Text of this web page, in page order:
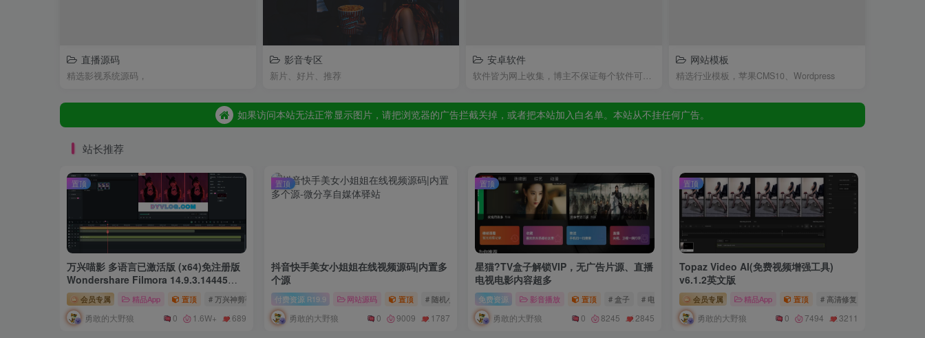
直播源码
精选影视系统源码，
影音专区
新片、好片、推荐
安卓软件 网站模板
精选行业模板，苹果CMS10、Wordpress
如果访问本站无法正常显示图片，请把浏览器的广告拦截关掉，或者把本站加入白名单。本站从不挂任何广告。
如果访问本站无法正常显示图片，请把浏览器的广告拦截关掉，或者把本站加入白名单。本站从不挂任何广告。
站长推荐
置顶
万兴喵影 多语言已激活版 (x64)免注册版
Wondershare Filmora 14.9.3.14445
(x64) Multilingual
会员专属 精品App 置顶 # 万兴神剪手 # Wondershare Filmora # 万兴喵影
勇敢的大野狼 0 1.6W+ 689
置顶
抖音快手美女小姐姐在线视频源码|内置多
个源
付费资源 R19.9 网站源码 置顶 # 随机小姐姐
勇敢的大野狼 0 9009 1787
置顶
星猫?TV盒子解锁VIP，无广告片源、直播
电视电影内容超多
免费资源 影音播放 置顶 # 盒子 # 电视
勇敢的大野狼 0 8245 2845
置顶
Topaz Video AI(免费视频增强工具)
v6.1.2英文版
会员专属 精品App 置顶 # 高清修复
勇敢的大野狼 0 7494 3211